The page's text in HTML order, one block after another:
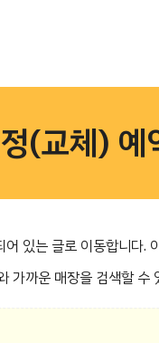
(교체) 예
있는 글로 이동합니다.
가까운 매장을 검색할 수